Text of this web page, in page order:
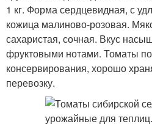
1 кг. Форма сердцевидная, с
кожица малиново-розовая.
сахаристая, сочная. Вкус
фруктовыми нотами. Томаты
консервирования, хорошо
перевозку.